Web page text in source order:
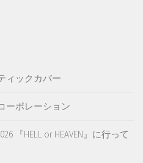
ィックカバー
ーポレーション
『HELL or HEAVEN』に行って